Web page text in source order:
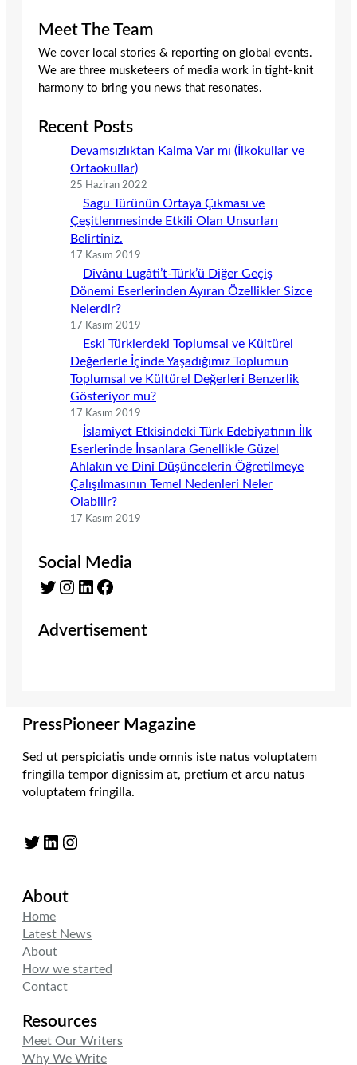
Meet The Team
We cover local stories & reporting on global events.
We are three musketeers of media work in tight-knit
harmony to bring you news that resonates.
Recent Posts
Devamsızlıktan Kalma Var mı (İlkokullar ve
Ortaokullar)
25 Haziran 2022
Sagu Türünün Ortaya Çıkması ve
Çeşitlenmesinde Etkili Olan Unsurları
Belirtiniz.
17 Kasım 2019
Dîvânu Lugâti’t-Türk’ü Diğer Geçiş
Dönemi Eserlerinden Ayıran Özellikler Sizce
Nelerdir?
17 Kasım 2019
Eski Türklerdeki Toplumsal ve Kültürel
Değerlerle İçinde Yaşadığımız Toplumun
Toplumsal ve Kültürel Değerleri Benzerlik
Gösteriyor mu?
17 Kasım 2019
İslamiyet Etkisindeki Türk Edebiyatının İlk
Eserlerinde İnsanlara Genellikle Güzel
Ahlakın ve Dinî Düşüncelerin Öğretilmeye
Çalışılmasının Temel Nedenleri Neler
Olabilir?
17 Kasım 2019
Social Media
Twitter Instagram LinkedIn Facebook
Advertisement
PressPioneer Magazine
Sed ut perspiciatis unde omnis iste natus voluptatem
fringilla tempor dignissim at, pretium et arcu natus
voluptatem fringilla.
Twitter LinkedIn Instagram
About
Home
Latest News
About
How we started
Contact
Resources
Meet Our Writers
Why We Write